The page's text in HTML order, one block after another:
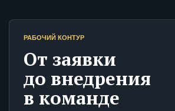
РАБОЧИЙ КОНТУР
От заявки
до внедрения
в команде